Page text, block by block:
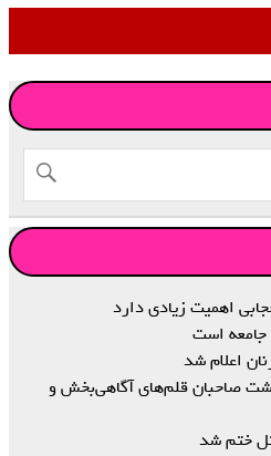
اهمیت زیادی دارد
جامعه است
اعلام شد
صاحبان قلم‌های آگاهی‌بخش و
ختم شد